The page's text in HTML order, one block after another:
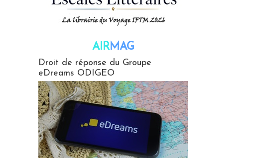
AIRMAG
Droit de réponse du Groupe
eDreams ODIGEO